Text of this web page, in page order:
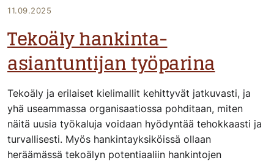
11.09.2025
Tekoäly hankinta-
asiantuntijan työparina
Tekoäly ja erilaiset kielimallit kehittyvät jatkuvasti, ja
yhä useammassa organisaatiossa pohditaan, miten
näitä uusia työkaluja voidaan hyödyntää tehokkaasti ja
turvallisesti. Myös hankintayksiköissä ollaan
heräämässä tekoälyn potentiaaliin hankintojen